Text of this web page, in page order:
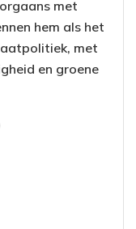
met
hem als het
met
en groene